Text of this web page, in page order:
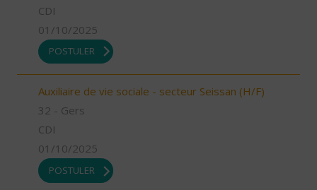
CDI
01/10/2025
POSTULER
Auxiliaire de vie sociale - secteur Seissan (H/F)
32 - Gers
CDI
01/10/2025
POSTULER